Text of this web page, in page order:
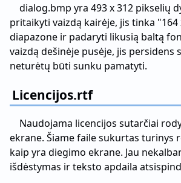
dialog.bmp yra 493 x 312 pikselių
pritaikyti vaizdą kairėje, jis tinka "164
diapazone ir padaryti likusią baltą
vaizdą dešinėje pusėje, jis persidens
neturėtų būti sunku pamatyti.
Licencijos.rtf
Naudojama licencijos sutarčiai
ekrane. Šiame faile sukurtas turinys
kaip yra diegimo ekrane. Jau
išdėstymas ir teksto apdaila